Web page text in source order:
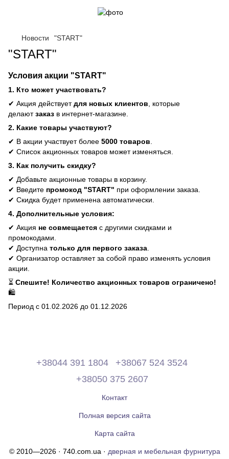
Новости "START"
"START"
Условия акции "START"
1. Кто может участвовать?
✔ Акция действуетдля новых клиентов , которые
делаютзаказ в интернет-магазине.
2. Какие товары участвуют?
✔ В акции участвует более 5000 товаров
✔ Список акционных товаров может изменяться.
3. Как получить скидку?
✔ Добавьте акционные товары в корзину.
✔ Введите промокод "START" при оформлении заказа.
✔ Скидка будет применена автоматически.
4. Дополнительные условия:
✔ Акция не совмещается с другими скидками и
промокодами.
✔ Доступна только для первого заказа
✔ Организатор оставляет за собой право изменять условия
акции.
⏳ Спешите! Количество акционных товаров ограничено!
🛍
Период с 01.02.2026 до 01.12.2026
+38044 391 1804
+38067 524 3524
+38050 375 2607
Контакт
Полная версия сайта
Карта сайта
© 2010—2026 · 740.com.ua · дверная и мебельная фурнитура